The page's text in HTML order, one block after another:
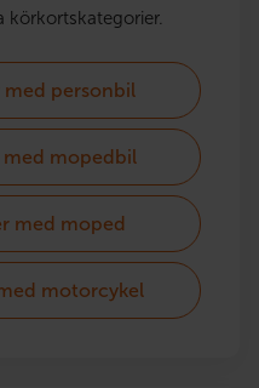
körkortskategorier.
med personbil
med mopedbil
med moped
motorcykel